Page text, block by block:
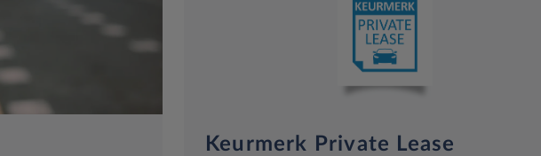
Keurmerk Private Lease